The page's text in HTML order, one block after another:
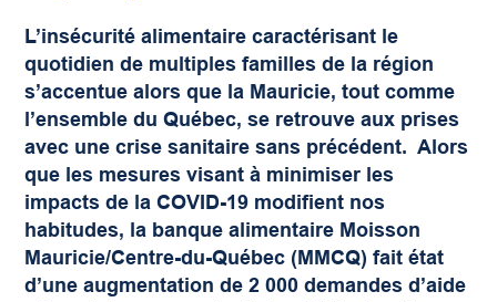
L’insécurité alimentaire caractérisant le
quotidien de multiples familles de la région
s’accentue alors que la Mauricie, tout comme
l’ensemble du Québec, se retrouve aux prises
avec une crise sanitaire sans précédent. Alors
que les mesures visant à minimiser les
impacts de la COVID-19 modifient nos
habitudes, la banque alimentaire Moisson
Mauricie/Centre-du-Québec (MMCQ) fait état
d’une augmentation de 2 000 demandes d’aide